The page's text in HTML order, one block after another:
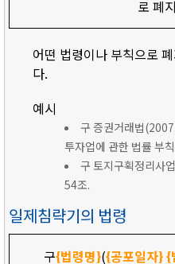
로 폐
어떤 법령이나 부칙으로
다.
예시
구 증권거래법
투자업에 관한 법률 부
구 토지구획정리사
54조.
일제침략기의 법령
구{법령명}({공포일자}{